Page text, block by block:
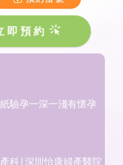
預約
驗孕一深一淺有懷孕
科|深圳怡康婦產醫院